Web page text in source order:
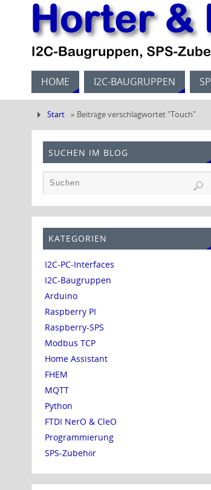
HOME I2C-BAUGRUPPEN
Start » Beiträge verschlagwortet "Touch"
SUCHEN IM BLOG
KATEGORIEN
I2C-PC-Interfaces
I2C-Baugruppen
Arduino
Raspberry PI
Raspberry-SPS
Modbus TCP
Home Assistant
FHEM
MQTT
Python
FTDI NerO & CleO
Programmierung
SPS-Zubehör